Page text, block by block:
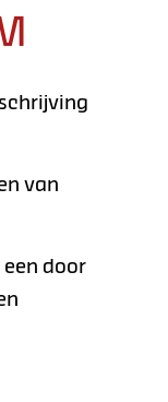
van
door